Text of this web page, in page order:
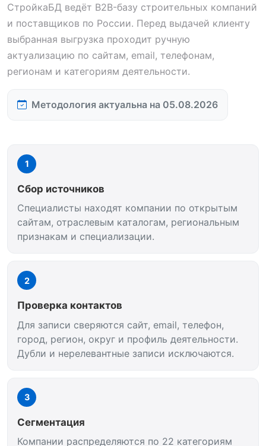
СтройкаБД ведёт B2B-базу строительных компаний
и поставщиков по России. Перед выдачей клиенту
выбранная выгрузка проходит ручную
актуализацию по сайтам, email, телефонам,
регионам и категориям деятельности.
Методология актуальна на 05.08.2026
1
Сбор источников
Специалисты находят компании по открытым
сайтам, отраслевым каталогам, региональным
признакам и специализации.
2
Проверка контактов
Для записи сверяются сайт, email, телефон,
город, регион, округ и профиль деятельности.
Дубли и нерелевантные записи исключаются.
3
Сегментация
Компании распределяются по 22 категориям